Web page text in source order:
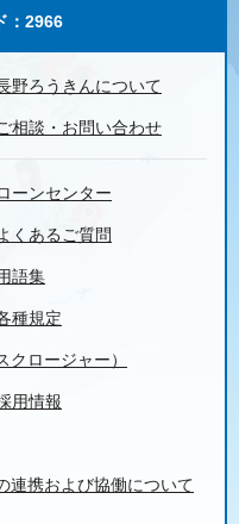
：2966
野ろうきんについて
相談・お問い合わせ
ーンセンター
くあるご質問
語集
種規定
ロージャー）
用情報
連携および協働について